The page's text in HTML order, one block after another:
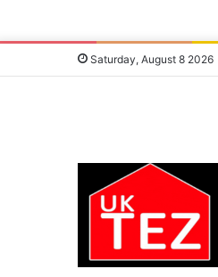
Saturday, August 8 2026